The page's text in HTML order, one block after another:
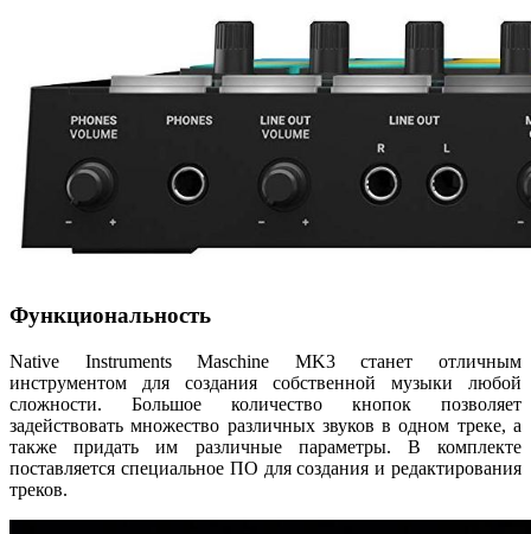
Функциональность
Native Instruments Maschine MK3 станет отличным
инструментом для создания собственной музыки любой
сложности. Большое количество кнопок позволяет
задействовать множество различных звуков в одном треке, а
также придать им различные параметры. В комплекте
поставляется специальное ПО для создания и редактирования
треков.